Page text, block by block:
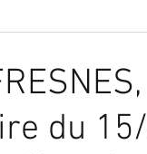
du